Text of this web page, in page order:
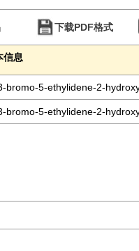
下载PDF格式
信息
bromo-5-ethylidene-2-
bromo-5-ethylidene-2-